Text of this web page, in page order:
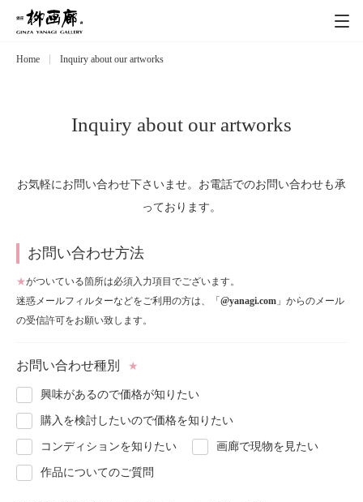
Exhibitions
Schedule
About
Blog
Contact
Home Inquiry about our artworks
Inquiry about our artworks
お気軽にお問い合わせ下さいませ。お電話でのお問い合わせも承
っております。
お問い合わせ方法
★がついている箇所は必須入力項目でございます。
迷惑メールフィルターなどをご利用の方は、「 @yanagi.com 」からのメール
の受信許可をお願い致します。
お問い合わせ種別 ★
興味があるので価格が知りたい
購入を検討したいので価格を知りたい
コンディションを知りたい 画廊で現物を見たい
作品についてのご質問